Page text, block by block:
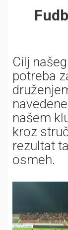
Cilj
potreba
našem
kroz
rezultat
osmeh.